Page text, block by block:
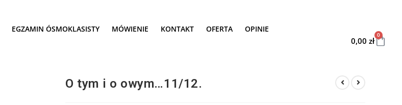
EGZAMIN ÓSMOKLASISTY MÓWIENIE KONTAKT OFERTA OPINIE
0,00 zł
0
O tym i o owym…11/12.